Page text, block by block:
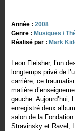
Année : 2008
Genre : Musiques /
Réalisé par : Mark
Leon Fleisher, l’un
longtemps privé de
carrière, ce
matière
gauche. Aujourd’hui,
enregistré deux
salon de la
Stravinsky et Ravel,